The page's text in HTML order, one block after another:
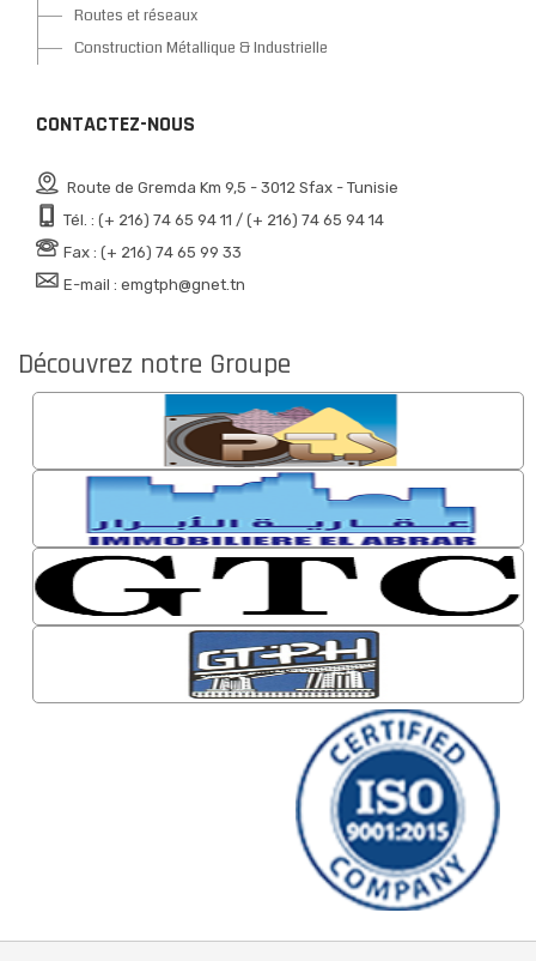
Routes et réseaux
Construction Métallique & Industrielle
CONTACTEZ-NOUS
Route de Gremda Km 9,5 - 3012 Sfax - Tunisie
Tél. : (+ 216) 74 65 94 11 / (+ 216) 74 65 94 14
Fax : (+ 216) 74 65 99 33
E-mail : emgtph@gnet.tn
Découvrez notre Groupe